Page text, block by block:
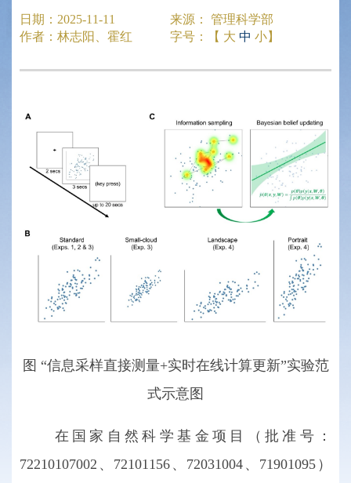
日期： 2025-11-11 来源：
管理科学部
作者： 林志阳、霍红 字号：【 大 中 小】
图 “信息采样直接测量+实时在线计算更新”实验范
式示意图
在国家自然科学基金项目（批准号：
72210107002、72101156、72031004、71901095）